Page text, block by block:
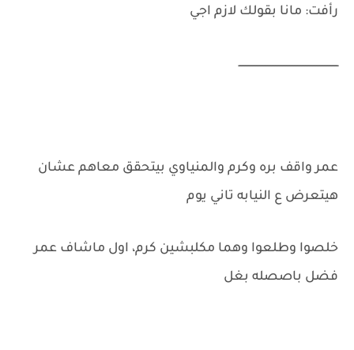
رأفت: مانا بقولك لازم اجي
ـــــــــــــــــــــــــــــــــــــــــــــــــــــــــــــــ
عمر واقف بره وكرم والمنياوي بيتحقق معاهم عشان
هيتعرض ع النيابه تاني يوم
خلصوا وطلعوا وهما مكلبشين كرم، اول ماشاف عمر
فضل باصصله بغل